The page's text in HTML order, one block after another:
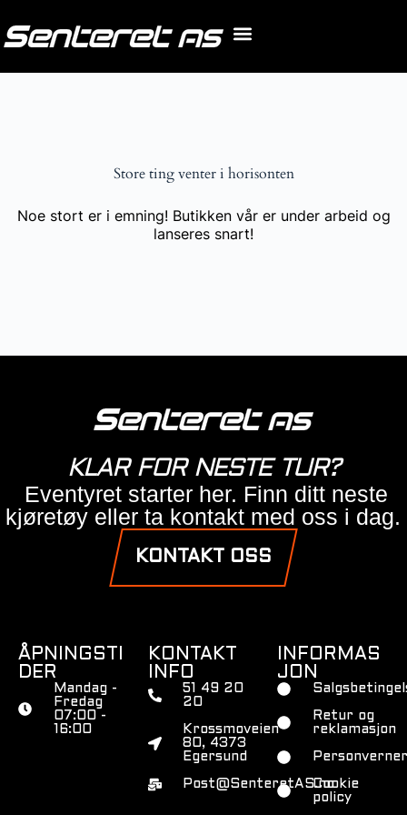
Store ting venter i horisonten
Noe stort er i emning! Butikken vår er under arbeid og
lanseres snart!
KLAR FOR NESTE TUR?
Eventyret starter her. Finn ditt neste
kjøretøy eller ta kontakt med oss i dag.
KONTAKT OSS
ÅPNINGSTI
DER
Mandag -
Fredag
07:00 -
16:00
KONTAKT
INFO
51 49 20
20
Krossmoveien
80, 4373
Egersund
Post@SenteretAS.no
INFORMAS
JON
Retur og
reklamasjon
Cookie
policy